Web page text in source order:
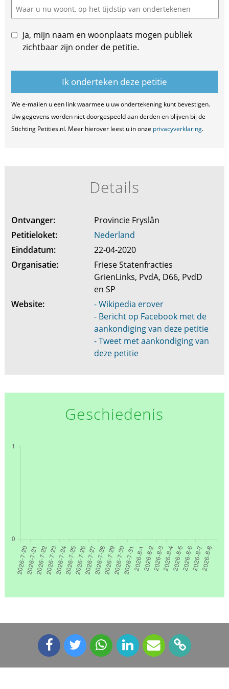
Ja, mijn naam en woonplaats mogen publiek
zichtbaar zijn onder de petitie.
We e-mailen u een link waarmee u uw ondertekening kunt bevestigen.
Uw gegevens worden niet doorgespeeld aan derden en blijven bij de
Stichting Petities.nl. Meer hierover leest u in onze privacyverklaring.
Details
Ontvanger:
Provincie Fryslân
Petitieloket:
Nederland
Einddatum:
22-04-2020
Organisatie:
Friese Statenfracties
GrienLinks, PvdA, D66, PvdD
en SP
Website:
- Wikipedia erover
- Bericht op Facebook met de
aankondiging van deze petitie
- Tweet met aankondiging van
deze petitie
Geschiedenis